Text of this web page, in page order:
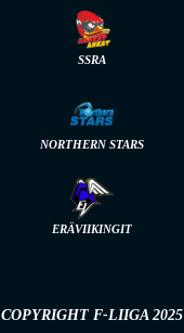
SSRA
NORTHERN STARS
ERÄVIIKINGIT
COPYRIGHT F-LIIGA 2025